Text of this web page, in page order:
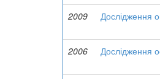
2009
Дослідження
2006
Дослідження